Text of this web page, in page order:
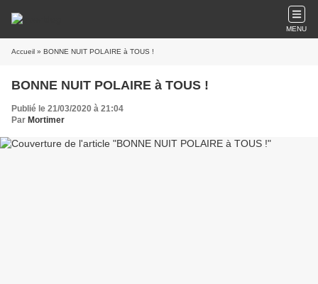
MENU
Accueil » BONNE NUIT POLAIRE à TOUS !
BONNE NUIT POLAIRE à TOUS !
Publié le 21/03/2020 à 21:04
Par Mortimer